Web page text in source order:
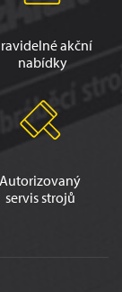
akční
nabídky
Autorizovaný
servis strojů